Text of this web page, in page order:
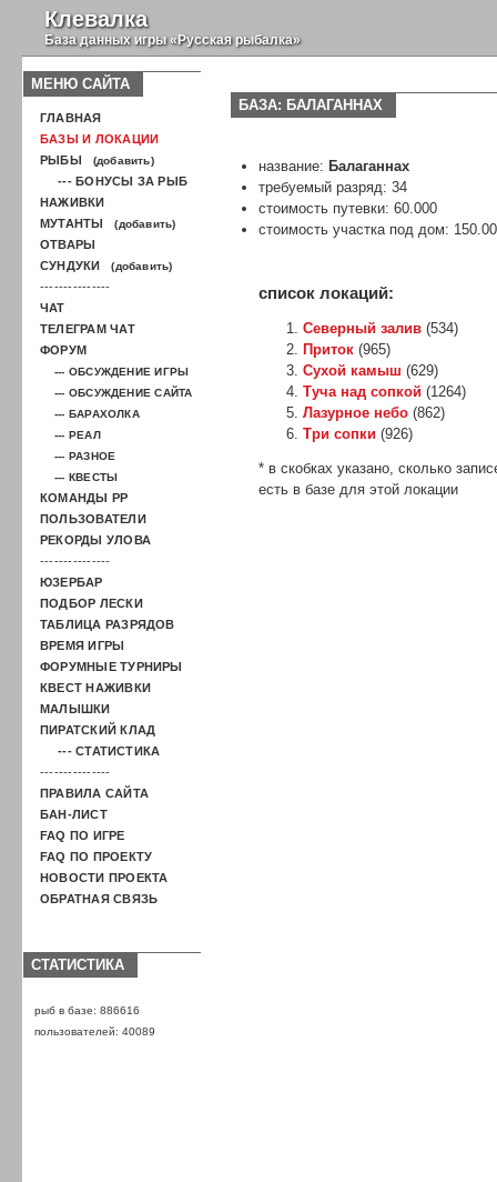
Клевалка
База данных игры «Русская рыбалка»
БАЗА: БАЛАГАННАХ
название: Балаганнах
требуемый разряд: 34
стоимость путевки: 60.000
стоимость участка под дом:
список локаций:
Северный залив (534)
Приток (965)
Сухой камыш (629)
Туча над сопкой (1264)
Лазурное небо (862)
Три сопки (926)
* в скобках указано, сколько
есть в базе для этой локации
МЕНЮ САЙТА
ГЛАВНАЯ
БАЗЫ И ЛОКАЦИИ
РЫБЫ
(добавить)
--- БОНУСЫ ЗА РЫБ
НАЖИВКИ
МУТАНТЫ
(добавить)
ОТВАРЫ
СУНДУКИ
(добавить)
---------------
ЧАТ
ТЕЛЕГРАМ ЧАТ
ФОРУМ
--- ОБСУЖДЕНИЕ ИГРЫ
--- ОБСУЖДЕНИЕ САЙТА
--- БАРАХОЛКА
--- РЕАЛ
--- РАЗНОЕ
--- КВЕСТЫ
КОМАНДЫ РР
ПОЛЬЗОВАТЕЛИ
РЕКОРДЫ УЛОВА
---------------
ЮЗЕРБАР
ПОДБОР ЛЕСКИ
ТАБЛИЦА РАЗРЯДОВ
ВРЕМЯ ИГРЫ
ФОРУМНЫЕ ТУРНИРЫ
КВЕСТ НАЖИВКИ
МАЛЫШКИ
ПИРАТСКИЙ КЛАД
--- СТАТИСТИКА
---------------
ПРАВИЛА САЙТА
БАН-ЛИСТ
FAQ ПО ИГРЕ
FAQ ПО ПРОЕКТУ
НОВОСТИ ПРОЕКТА
ОБРАТНАЯ СВЯЗЬ
СТАТИСТИКА
рыб в базе: 886616
пользователей: 40089